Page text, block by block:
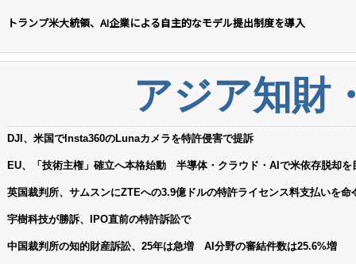
トランプ米大統領、AI企業による自主的なモデル提出制度を導入
アジア知財
DJI、米国でInsta360のLunaカメラを特許侵害で提訴
EU、「技術主権」確立へ本格始動 半導体・クラウド・AIで米依存脱却を
英国裁判所、サムスンにZTEへの3.9億ドルの特許ライセンス料支払いを命
宇樹科技が勝訴、IPO直前の特許訴訟で
中国裁判所の知的財産訴訟、25年は急増 AI分野の審結件数は25.6%増